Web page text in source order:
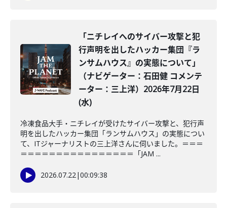
「ニチレイへのサイバー攻撃と犯
行声明を出したハッカー集団『ラ
ンサムハウス』の実態について」
（ナビゲーター：石田健 コメンテ
ーター：三上洋）2026年7月22日
(水)
冷凍食品大手・ニチレイが受けたサイバー攻撃と、犯行声
明を出したハッカー集団「ランサムハウス」の実態につい
て、ITジャーナリストの三上洋さんに伺いました。＝＝＝
＝＝＝＝＝＝＝＝＝＝＝＝＝＝＝＝「JAM ...
2026.07.22|00:09:38